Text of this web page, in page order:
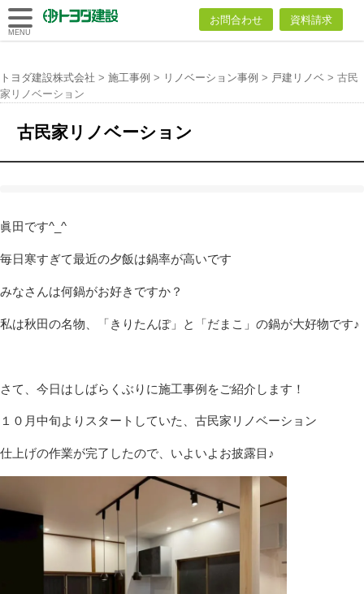
トヨダ建設
お問合わせ 資料請求
MENU
トヨダ建設株式会社 > 施工事例 > リノベーション事例 > 戸建リノベ > 古民
家リノベーション
古民家リノベーション
眞田です^_^
毎日寒すぎて最近の夕飯は鍋率が高いです
みなさんは何鍋がお好きですか？
私は秋田の名物、「きりたんぽ」と「だまこ」の鍋が大好物です♪
さて、今日はしばらくぶりに施工事例をご紹介します！
１０月中旬よりスタートしていた、古民家リノベーション
仕上げの作業が完了したので、いよいよお披露目♪